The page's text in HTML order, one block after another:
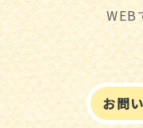
WEB
お問